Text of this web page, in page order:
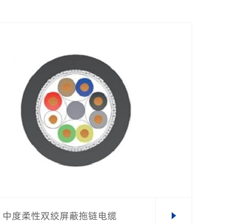
中度柔性双绞屏蔽拖链电缆